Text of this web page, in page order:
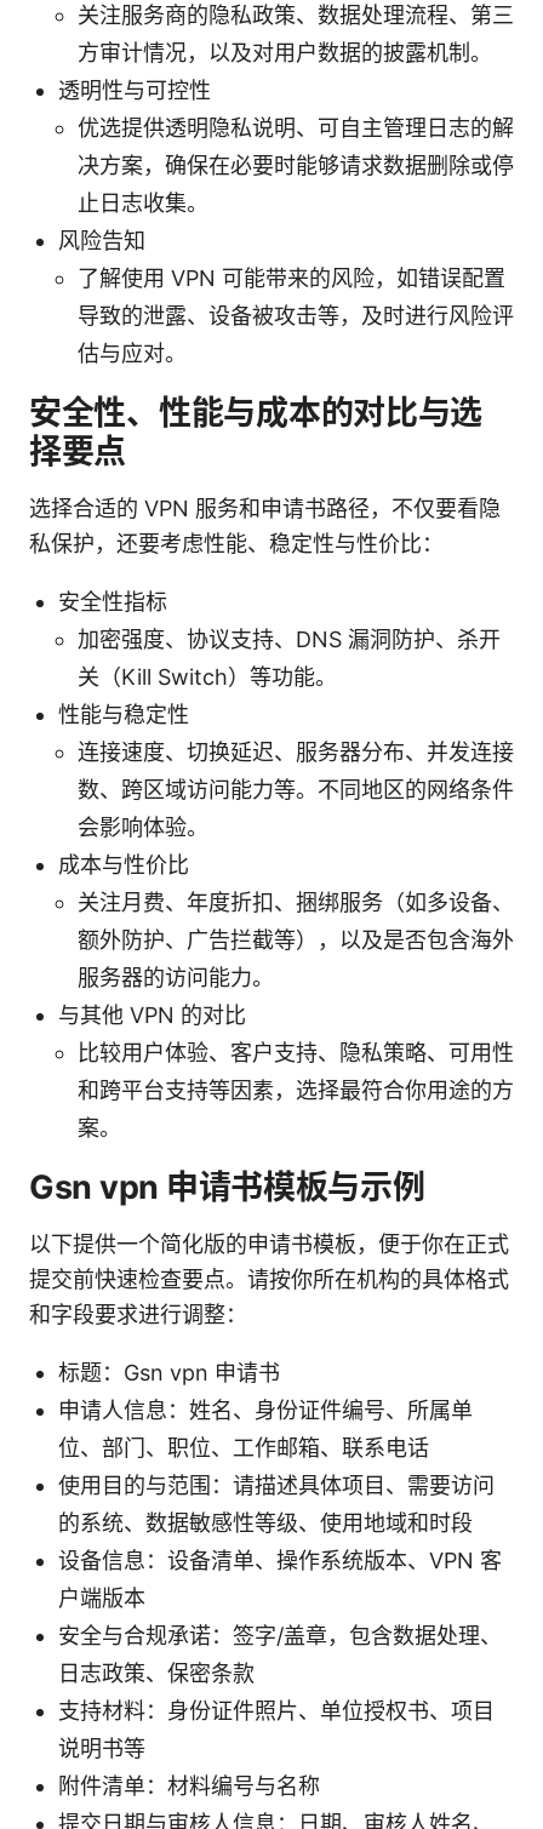
关注服务商的隐私政策、数据处理流程、第三
方审计情况，以及对用户数据的披露机制。
透明性与可控性
优选提供透明隐私说明、可自主管理日志的解
决方案，确保在必要时能够请求数据删除或停
止日志收集。
风险告知
了解使用 VPN 可能带来的风险，如错误配置
导致的泄露、设备被攻击等，及时进行风险评
估与应对。
安全性、性能与成本的对比与选
择要点
选择合适的 VPN 服务和申请书路径，不仅要看隐
私保护，还要考虑性能、稳定性与性价比：
安全性指标
加密强度、协议支持、DNS 漏洞防护、杀开
关（Kill Switch）等功能。
性能与稳定性
连接速度、切换延迟、服务器分布、并发连接
数、跨区域访问能力等。不同地区的网络条件
会影响体验。
成本与性价比
关注月费、年度折扣、捆绑服务（如多设备、
额外防护、广告拦截等），以及是否包含海外
服务器的访问能力。
与其他 VPN 的对比
比较用户体验、客户支持、隐私策略、可用性
和跨平台支持等因素，选择最符合你用途的方
案。
Gsn vpn 申请书模板与示例
以下提供一个简化版的申请书模板，便于你在正式
提交前快速检查要点。请按你所在机构的具体格式
和字段要求进行调整：
标题：Gsn vpn 申请书
申请人信息：姓名、身份证件编号、所属单
位、部门、职位、工作邮箱、联系电话
使用目的与范围：请描述具体项目、需要访问
的系统、数据敏感性等级、使用地域和时段
设备信息：设备清单、操作系统版本、VPN 客
户端版本
安全与合规承诺：签字/盖章，包含数据处理、
日志政策、保密条款
支持材料：身份证件照片、单位授权书、项目
说明书等
附件清单：材料编号与名称
提交日期与审核人信息：日期、审核人姓名、